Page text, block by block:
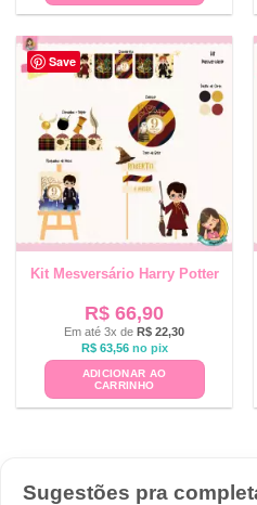
Save
Kit Mesversário Harry Potter
R$ 66,90
Em até 3x de R$ 22,30
R$63,56 no pix
ADICIONAR AO
CARRINHO
Sugestões pra